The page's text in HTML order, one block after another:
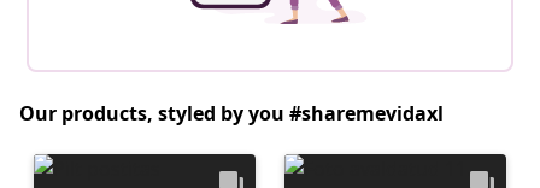
Our products, styled by you #sharemevidaxl